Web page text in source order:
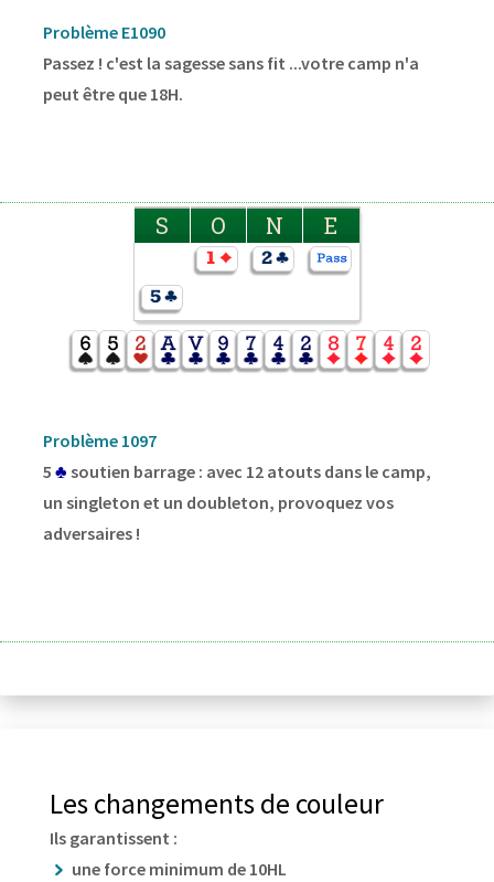
Problème E1090
Passez ! c'est la sagesse sans fit ...votre camp n'a
peut être que 18H.
S O N E
Problème 1097
5 ♣ soutien barrage : avec 12 atouts dans le camp,
un singleton et un doubleton, provoquez vos
adversaires !
Les changements de couleur
Ils garantissent :
une force minimum de 10HL